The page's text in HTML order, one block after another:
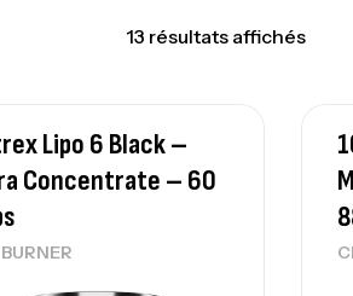
13 résultats affichés
Lipo 6 Black –
Concentrate – 60